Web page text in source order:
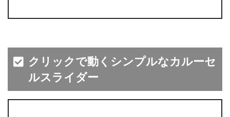
クリックで動くシンプルなカルーセ
ルスライダー